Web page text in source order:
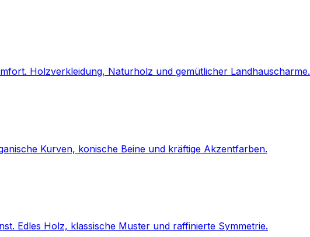
Holzverkleidung, Naturholz und gemütlicher Landhauscharme.
Kurven, konische Beine und kräftige Akzentfarben.
Edles Holz, klassische Muster und raffinierte Symmetrie.